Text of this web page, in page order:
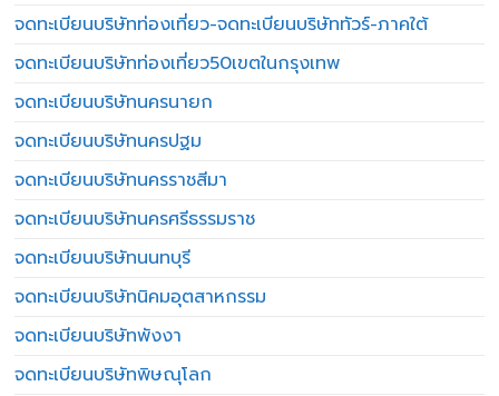
จดทะเบียนบริษัทท่องเที่ยว-จดทะเบียนบริษัททัวร์-ภาคใต้
จดทะเบียนบริษัทท่องเที่ยว50เขตในกรุงเทพ
จดทะเบียนบริษัทนครนายก
จดทะเบียนบริษัทนครปฐม
จดทะเบียนบริษัทนครราชสีมา
จดทะเบียนบริษัทนครศรีธรรมราช
จดทะเบียนบริษัทนนทบุรี
จดทะเบียนบริษัทนิคมอุตสาหกรรม
จดทะเบียนบริษัทพังงา
จดทะเบียนบริษัทพิษณุโลก